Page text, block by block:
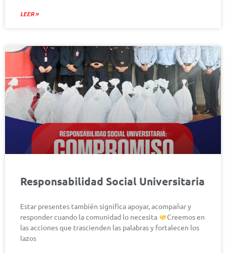
LEER »
Responsabilidad Social Universitaria
Estar presentes también significa apoyar, acompañar y
responder cuando la comunidad lo necesita
Creemos en
las acciones que trascienden las palabras y fortalecen los
lazos